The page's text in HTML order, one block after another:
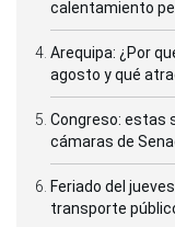
calentamiento
Arequipa: ¿Por
agosto y qué
Congreso: estas
cámaras de
Feriado del
transporte